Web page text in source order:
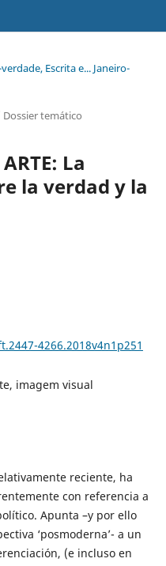
Escrita e... Janeiro-
temático
La
la verdad y la
4266.2018v4n1p251
imagem visual
reciente, ha
con referencia a
Apunta –y por ello
‘posmoderna’- a un
(e incluso en